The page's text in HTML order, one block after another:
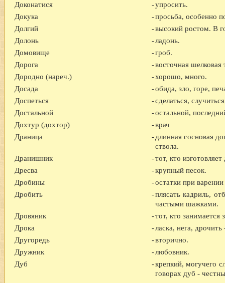
Доконатися
-упросить.
Докука
-просьба, особенно
Долгий
-высокий ростом. В
Долонь
-ладонь.
Домовище
-гроб.
Дорога
-восточная шелковая
Дородно (нареч.)
-хорошо, много.
Досада
-обида, зло, горе,
Доспеться
-сделаться,
Достальной
-остальной,
Дохтур (дохтор)
-врач
Драница
-длинная сосновая
ствола.
Дранишник
-тот, кто
Дресва
-крупный песок.
Дробины
-остатки при
Дробить
-плясать кадриль,
частыми шажками.
Дровяник
-тот, кто занимается
Дрока
-ласка, нега,
Другоредь
-вторично.
Дружник
-любовник.
Дуб
-крепкий, могучего
говорах дуб -